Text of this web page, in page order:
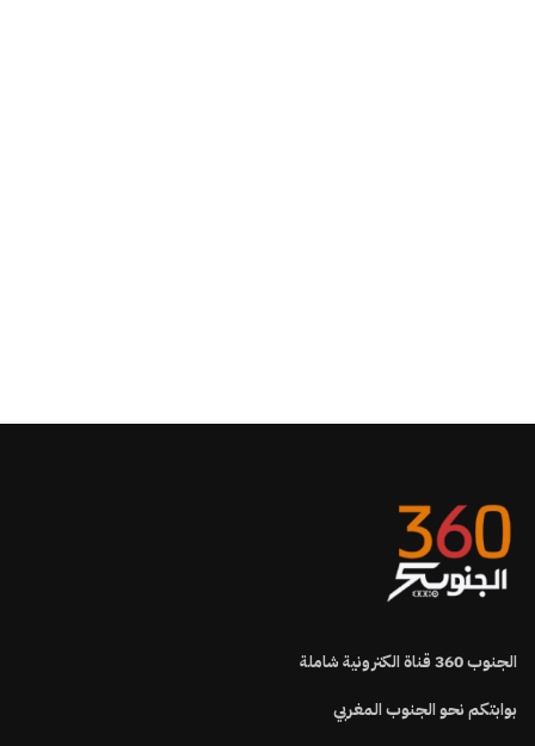
الجنوب360قناة الكترونية شاملة
بوابتكم نحو الجنوب المغربي